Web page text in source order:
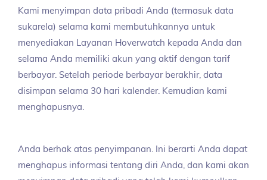
Kami menyimpan data pribadi Anda (termasuk data
sukarela) selama kami membutuhkannya untuk
menyediakan Layanan Hoverwatch kepada Anda dan
selama Anda memiliki akun yang aktif dengan tarif
berbayar. Setelah periode berbayar berakhir, data
disimpan selama 30 hari kalender. Kemudian kami
menghapusnya.
Anda berhak atas penyimpanan. Ini berarti Anda dapat
menghapus informasi tentang diri Anda, dan kami akan